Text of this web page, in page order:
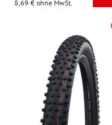
8,69 € ohne MwSt.